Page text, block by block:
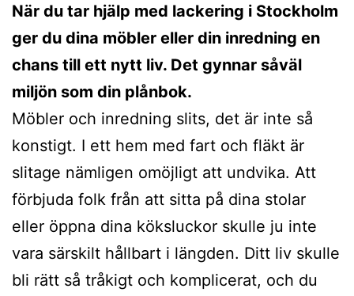
När du tar hjälp med lackering i Stockholm
ger du dina möbler eller din inredning en
chans till ett nytt liv. Det gynnar såväl
miljön som din plånbok.
Möbler och inredning slits, det är inte så
konstigt. I ett hem med fart och fläkt är
slitage nämligen omöjligt att undvika. Att
förbjuda folk från att sitta på dina stolar
eller öppna dina köksluckor skulle ju inte
vara särskilt hållbart i längden. Ditt liv skulle
bli rätt så tråkigt och komplicerat, och du